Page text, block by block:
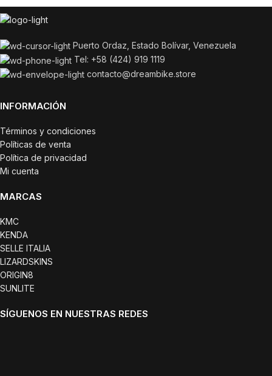
Puerto Ordaz, Estado Bolívar, Venezuela
Tel: +58 (424) 919 1119
contacto@dreambike.store
INFORMACIÓN
Términos y condiciones
Políticas de venta
Política de privacidad
Mi cuenta
MARCAS
KMC
KENDA
SELLE ITALIA
LIZARDSKINS
ORIGIN8
SUNLITE
SÍGUENOS EN NUESTRAS REDES